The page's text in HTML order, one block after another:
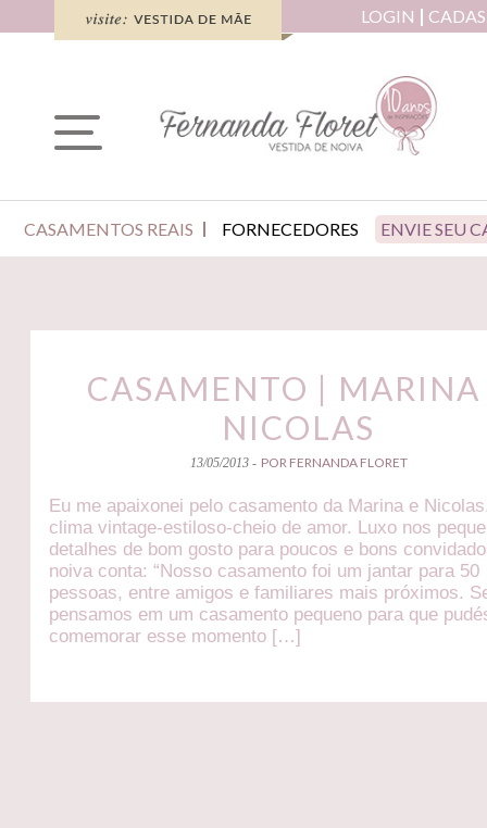
LOGIN
CASAMENTOS REAIS FORNECEDORES ENVIE SEU
CASAMENTO |
NICOLAS
13/05/2013 - POR FERNANDA FLORET
Eu me apaixonei pelo casamento da Marina e
clima vintage-estiloso-cheio de amor. Luxo nos
detalhes de bom gosto para poucos e bons
noiva conta: “Nosso casamento foi um jantar para 50
pessoas, entre amigos e familiares mais próximos.
pensamos em um casamento pequeno para que
comemorar esse momento […]